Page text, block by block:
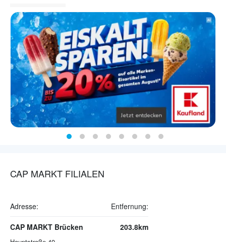
CAP MARKT FILIALEN
Adresse: Entfernung:
CAP MARKT Brücken 203.8km